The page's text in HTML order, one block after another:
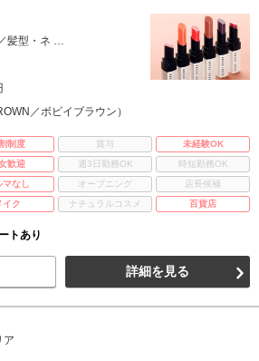
髪型・ネ …
／ボビイブラウン）
制度 賞与
未経験OK
歓迎 週3日勤務OK
時短勤務OK
マなし オープニング
店長候補
イク ナチュラルコスメ 百貨店
トあり
詳細を見る
ア